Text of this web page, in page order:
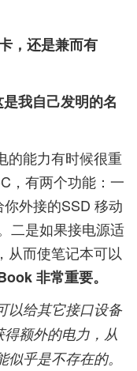
，还是兼而有
我自己发明的名
的能力有时候很重
，有两个功能：一
外接的SSD 移动
二是如果接电源适
从而使笔记本可以
非常重要。
以给其它接口设备
额外的电力，从
乎是不存在的。